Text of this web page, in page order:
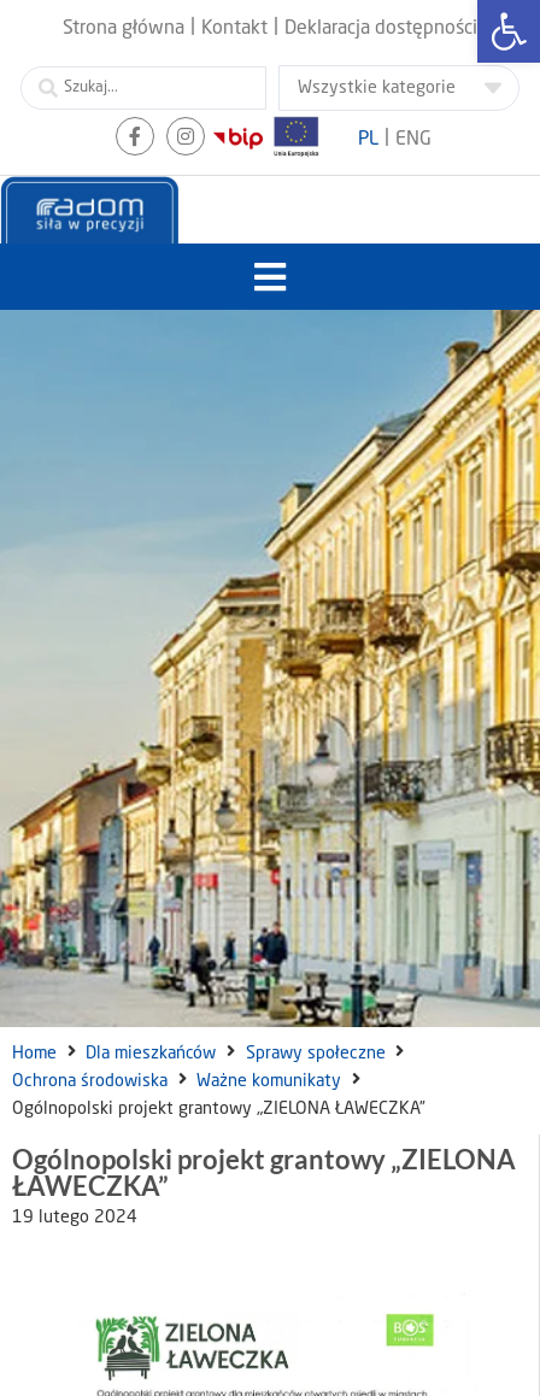
Strona główna Kontakt Deklaracja dostępności
PL ENG
Home Dla mieszkańców
Sprawy społeczne
Ochrona środowiska
Ważne komunikaty
Ogólnopolski projekt grantowy „ZIELONA ŁAWECZKA”
Ogólnopolski projekt grantowy „ZIELONA
ŁAWECZKA”
19 lutego 2024